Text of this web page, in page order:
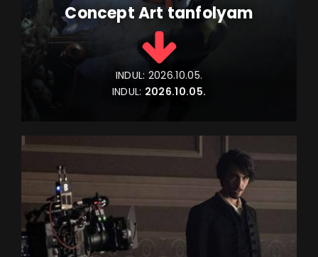
Concept Art tanfolyam
INDUL: 2026.10.05.
INDUL: 2026.10.05.